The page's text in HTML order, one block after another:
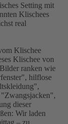
Setting mit
Klischees
real
Klischee
Klischee von
ranken wie
hilflose
dieser
Wir laden
– zu